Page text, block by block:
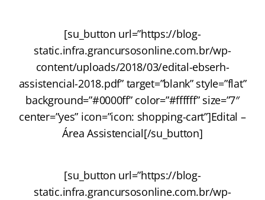
[su_button url=”https://blog-
static.infra.grancursosonline.com.br/wp-
content/uploads/2018/03/edital-ebserh-
assistencial-2018.pdf” target=”blank” style=”flat”
background=”#0000ff” color=”#ffffff” size=”7″
center=”yes” icon=”icon: shopping-cart”]Edital –
Área Assistencial[/su_button]
[su_button url=”https://blog-
static.infra.grancursosonline.com.br/wp-